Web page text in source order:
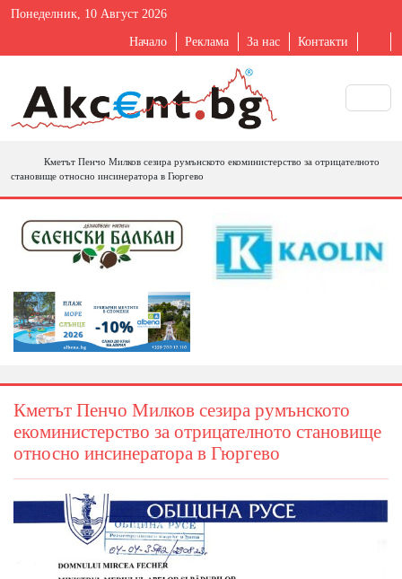
Понеделник, 10 Август 2026
Начало Реклама За нас Контакти
Кметът Пенчо Милков сезира румънското екоминистерство за отрицателното
становище относно инсинератора в Гюргево
Кметът Пенчо Милков сезира румънското
екоминистерство за отрицателното становище
относно инсинератора в Гюргево